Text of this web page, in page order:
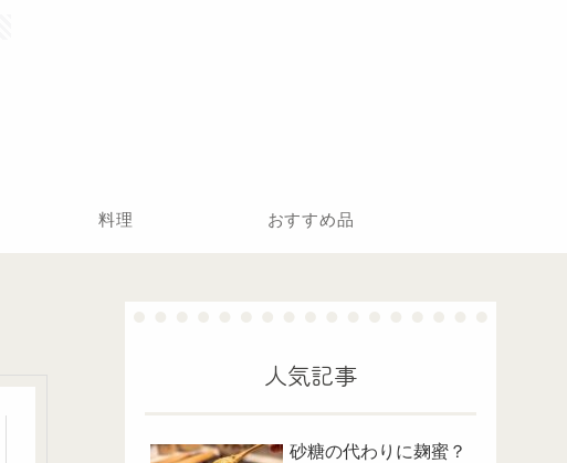
料理 おすすめ品
人気記事
砂糖の代わりに麹蜜？